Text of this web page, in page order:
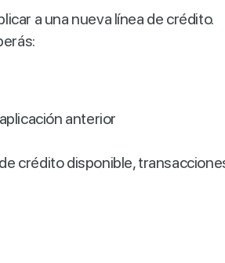
a una nueva línea de crédito.
anterior
crédito disponible,